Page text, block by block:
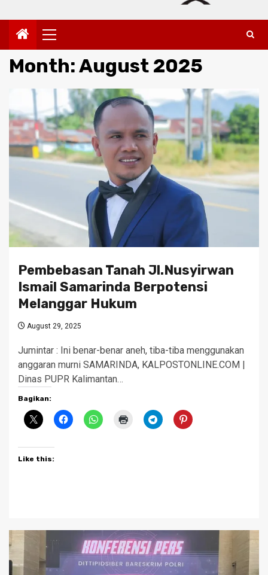
Primary
Menu
Month:August 2025
Pembebasan Tanah Jl.Nusyirwan
Ismail Samarinda Berpotensi
Melanggar Hukum
August 29, 2025
Jumintar : Ini benar-benar aneh, tiba-tiba menggunakan
anggaran murni SAMARINDA, KALPOSTONLINE.COM |
Dinas PUPR Kalimantan…
Bagikan:
Like this: